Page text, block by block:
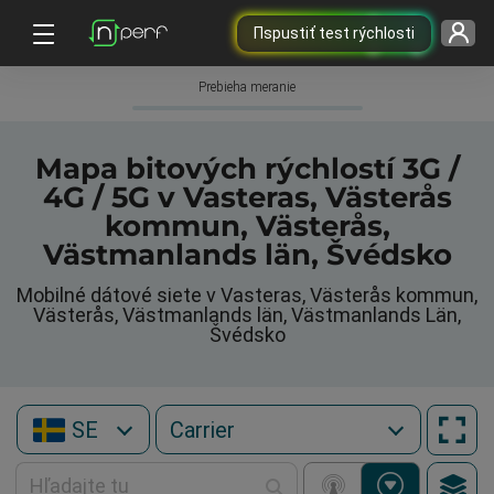
Пspustiť test rýchlosti
Prebieha meranie
Mapa bitových rýchlostí 3G /
4G / 5G v Vasteras, Västerås
kommun, Västerås,
Västmanlands län, Švédsko
Mobilné dátové siete v Vasteras, Västerås kommun,
Västerås, Västmanlands län, Västmanlands Län,
Švédsko
SE